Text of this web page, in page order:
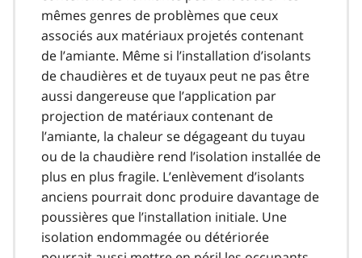
mêmes genres de problèmes que ceux
associés aux matériaux projetés contenant
de l’amiante. Même si l’installation d’isolants
de chaudières et de tuyaux peut ne pas être
aussi dangereuse que l’application par
projection de matériaux contenant de
l’amiante, la chaleur se dégageant du tuyau
ou de la chaudière rend l’isolation installée de
plus en plus fragile. L’enlèvement d’isolants
anciens pourrait donc produire davantage de
poussières que l’installation initiale. Une
isolation endommagée ou détériorée